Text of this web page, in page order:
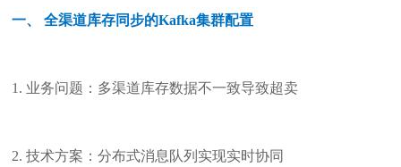
一、 全渠道库存同步的Kafka集群配置
1. 业务问题：多渠道库存数据不一致导致超卖
2. 技术方案：分布式消息队列实现实时协同